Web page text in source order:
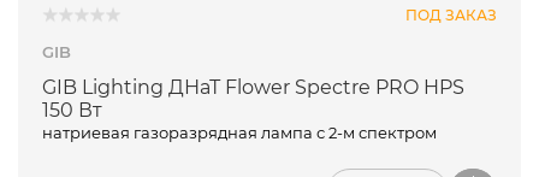
ПОД ЗАКАЗ
GIB
GIB Lighting ДНаТ Flower Spectre PRO HPS
150 Вт
натриевая газоразрядная лампа с 2-м спектром